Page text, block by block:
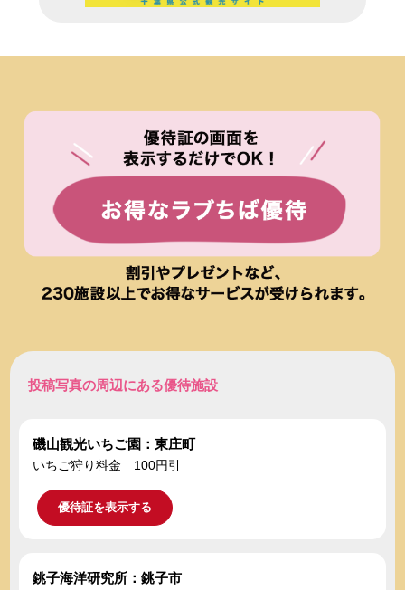
投稿写真の周辺にある優待施設
磯山観光いちご園：東庄町
いちご狩り料金 100円引
優待証を表示する
銚子海洋研究所：銚子市